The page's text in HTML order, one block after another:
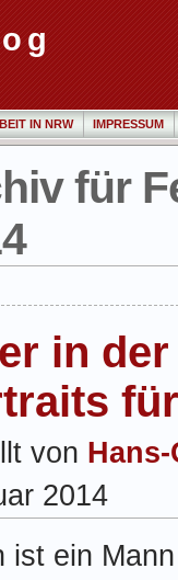
IN NRW IMPRESSUM
für
in
von
2014
ist ein